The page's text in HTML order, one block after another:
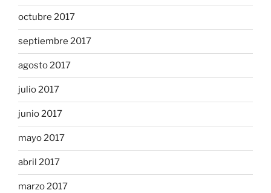
octubre 2017
septiembre 2017
agosto 2017
julio 2017
junio 2017
mayo 2017
abril 2017
marzo 2017